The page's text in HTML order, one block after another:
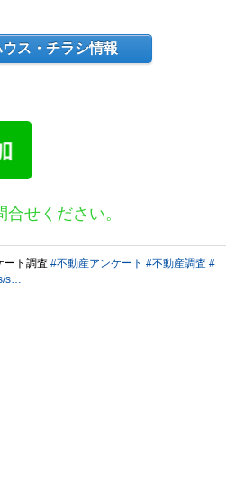
ス・チラシ情報
合せください。